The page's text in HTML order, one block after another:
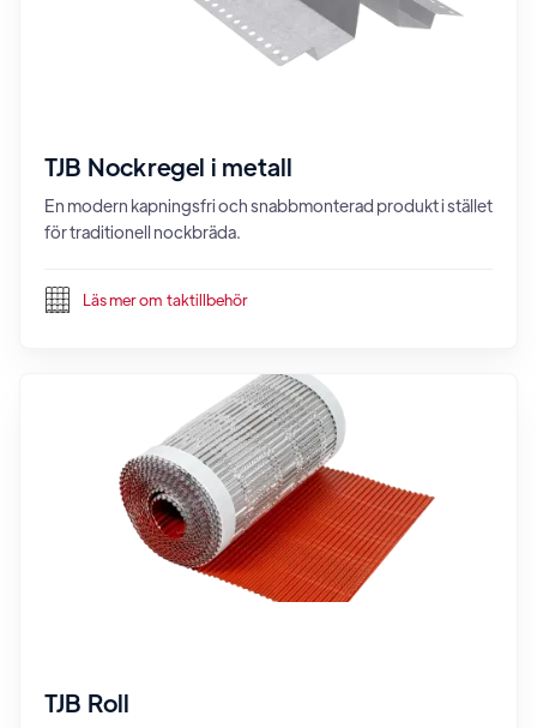
TJB Nockregel i metall
En modern kapningsfri och snabbmonterad produkt i stället
för traditionell nockbräda.
Läs mer om taktillbehör
TJB Roll